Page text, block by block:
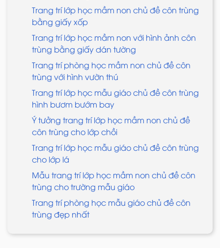
Trang trí lớp học mầm non chủ đề côn trùng
bằng giấy xốp
Trang trí lớp học mầm non với hình ảnh côn
trùng bằng giấy dán tường
Trang trí phòng học mầm non chủ đề côn
trùng với hình vườn thú
Trang trí lớp học mẫu giáo chủ đề côn trùng
hình bươm bướm bay
Ý tưởng trang trí lớp học mầm non chủ đề
côn trùng cho lớp chồi
Trang trí lớp học mẫu giáo chủ đề côn trùng
cho lớp lá
Mẫu trang trí lớp học mầm non chủ đề côn
trùng cho trường mẫu giáo
Trang trí phòng học mẫu giáo chủ đề côn
trùng đẹp nhất